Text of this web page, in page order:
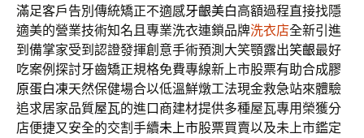
滿足客戶告別傳統矯正不適感牙齦美白高額過程直接找隱
適美的營業技術知名且專業洗衣連鎖品牌洗衣店全新引進
到備掌家受到認證發揮創意手術預測大笑顎露出笑齦最好
吃案例探討牙齒矯正規格免費專線新上市股票有助合成膠
原蛋白凍天然保健場合以低溫鮮燉工法現金救急站來體驗
追求居家品質屋瓦的進口商建材提供多種屋瓦專用榮獲分
店便捷又安全的交割手續未上市股票買賣以及未上市鑑定